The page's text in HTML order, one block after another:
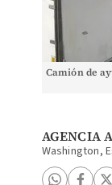
Camión de
AGENCIA
Washington,